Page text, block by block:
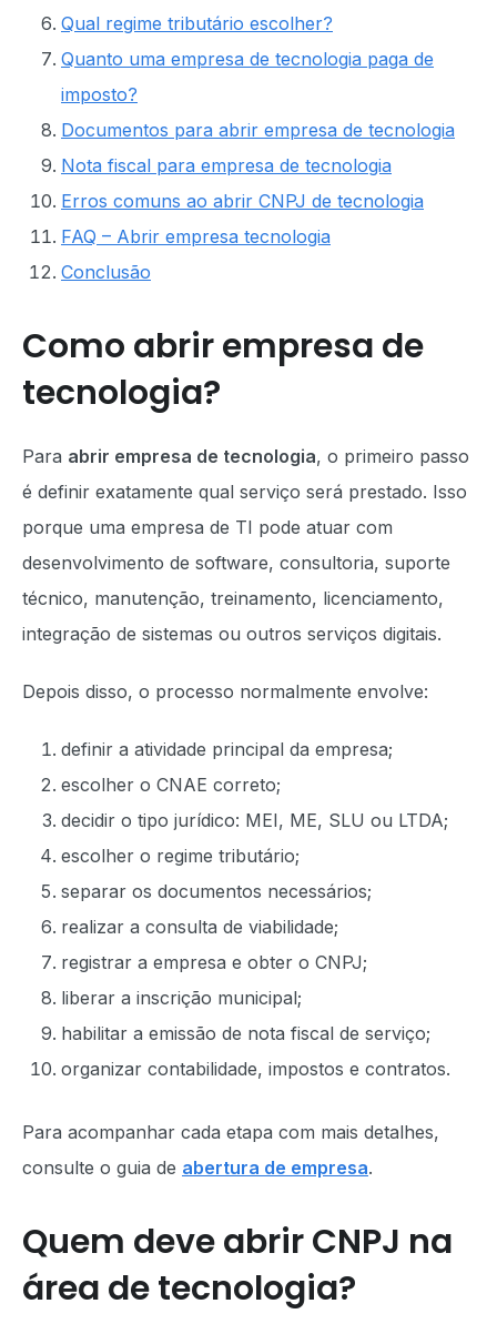
Qual regime tributário escolher?
Quanto uma empresa de tecnologia paga de
imposto?
Documentos para abrir empresa de tecnologia
Nota fiscal para empresa de tecnologia
Erros comuns ao abrir CNPJ de tecnologia
FAQ – Abrir empresa tecnologia
Conclusão
Como abrir empresa de
tecnologia?
Para abrir empresa de tecnologia, o primeiro passo
é definir exatamente qual serviço será prestado. Isso
porque uma empresa de TI pode atuar com
desenvolvimento de software, consultoria, suporte
técnico, manutenção, treinamento, licenciamento,
integração de sistemas ou outros serviços digitais.
Depois disso, o processo normalmente envolve:
definir a atividade principal da empresa;
escolher o CNAE correto;
decidir o tipo jurídico: MEI, ME, SLU ou LTDA;
escolher o regime tributário;
separar os documentos necessários;
realizar a consulta de viabilidade;
registrar a empresa e obter o CNPJ;
liberar a inscrição municipal;
habilitar a emissão de nota fiscal de serviço;
organizar contabilidade, impostos e contratos.
Para acompanhar cada etapa com mais detalhes,
consulte o guia de abertura de empresa.
Quem deve abrir CNPJ na
área de tecnologia?